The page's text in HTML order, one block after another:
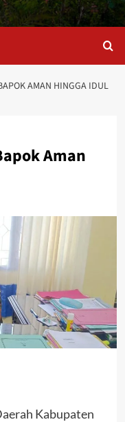
AMAN HINGGA IDUL
Aman
Kabupaten